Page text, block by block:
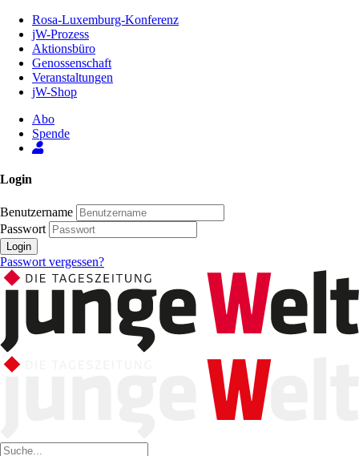
Inhalt
Seite
Rosa-Luxemburg-Konferenz
jW-Prozess
Aktionsbüro
Genossenschaft
Veranstaltungen
jW-Shop
Abo
Spende
Login
Benutzername
Passwort
Login
Passwort vergessen?